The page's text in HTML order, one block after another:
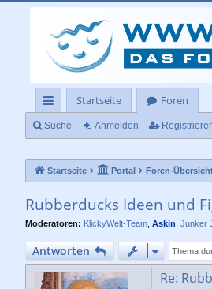
ch
llz
ug
rif
f
Startseite
Foren
Suche Anmelden
Startseite Portal Foren-
Rubberducks Ideen und
Moderatoren: KlickyWelt-Team Askin Junker
Antworten
Re: